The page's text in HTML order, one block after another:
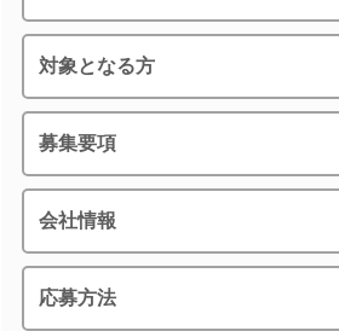
対象となる方
募集要項
会社情報
応募方法